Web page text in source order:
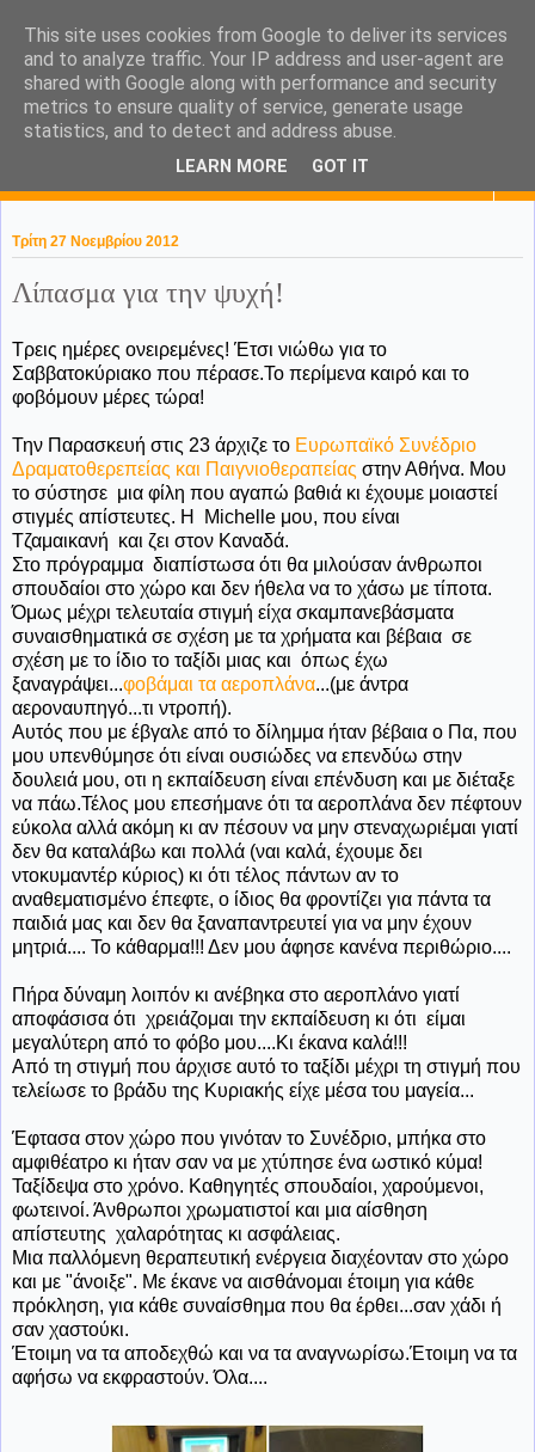
KaPa. Me without you...tea
without a biscuit!
Τρίτη 27 Νοεμβρίου 2012
Λίπασμα για την ψυχή!
Τρεις ημέρες ονειρεμένες! Έτσι νιώθω για το
Σαββατοκύριακο που πέρασε.Το περίμενα καιρό και το
φοβόμουν μέρες τώρα!
Την Παρασκευή στις 23 άρχιζε το Ευρωπαϊκό Συνέδριο
Δραματοθερεπείας και Παιγνιοθεραπείας στην Αθήνα. Μου
το σύστησε μια φίλη που αγαπώ βαθιά κι έχουμε μοιαστεί
στιγμές απίστευτες. Η Μichelle μου, που είναι
Τζαμαικανή και ζει στον Καναδά.
Στο πρόγραμμα διαπίστωσα ότι θα μιλούσαν άνθρωποι
σπουδαίοι στο χώρο και δεν ήθελα να το χάσω με τίποτα.
Όμως μέχρι τελευταία στιγμή είχα σκαμπανεβάσματα
συναισθηματικά σε σχέση με τα χρήματα και βέβαια σε
σχέση με το ίδιο το ταξίδι μιας και όπως έχω
ξαναγράψει...φοβάμαι τα αεροπλάνα...(με άντρα
αεροναυπηγό...τι ντροπή).
Αυτός που με έβγαλε από το δίλημμα ήταν βέβαια ο Πα, που
μου υπενθύμησε ότι είναι ουσιώδες να επενδύω στην
δουλειά μου, οτι η εκπαίδευση είναι επένδυση και με διέταξε
να πάω.Τέλος μου επεσήμανε ότι τα αεροπλάνα δεν πέφτουν
εύκολα αλλά ακόμη κι αν πέσουν να μην στεναχωριέμαι γιατί
δεν θα καταλάβω και πολλά (ναι καλά, έχουμε δει
ντοκυμαντέρ κύριος) κι ότι τέλος πάντων αν το
αναθεματισμένο έπεφτε, ο ίδιος θα φροντίζει για πάντα τα
παιδιά μας και δεν θα ξαναπαντρευτεί για να μην έχουν
μητριά.... Το κάθαρμα!!! Δεν μου άφησε κανένα περιθώριο....
Πήρα δύναμη λοιπόν κι ανέβηκα στο αεροπλάνο γιατί
αποφάσισα ότι χρειάζομαι την εκπαίδευση κι ότι είμαι
μεγαλύτερη από το φόβο μου....Κι έκανα καλά!!!
Από τη στιγμή που άρχισε αυτό το ταξίδι μέχρι τη στιγμή που
τελείωσε το βράδυ της Κυριακής είχε μέσα του μαγεία...
Έφτασα στον χώρο που γινόταν το Συνέδριο, μπήκα στο
αμφιθέατρο κι ήταν σαν να με χτύπησε ένα ωστικό κύμα!
Ταξίδεψα στο χρόνο. Καθηγητές σπουδαίοι, χαρούμενοι,
φωτεινοί. Άνθρωποι χρωματιστοί και μια αίσθηση
απίστευτης χαλαρότητας κι ασφάλειας.
Μια παλλόμενη θεραπευτική ενέργεια διαχέονταν στο χώρο
και με "άνοιξε". Με έκανε να αισθάνομαι έτοιμη για κάθε
πρόκληση, για κάθε συναίσθημα που θα έρθει...σαν χάδι ή
σαν χαστούκι.
Έτοιμη να τα αποδεχθώ και να τα αναγνωρίσω.Έτοιμη να τα
αφήσω να εκφραστούν. Όλα....
This site uses cookies from Google to deliver its services
and to analyze traffic. Your IP address and user-agent are
shared with Google along with performance and security
metrics to ensure quality of service, generate usage
statistics, and to detect and address abuse.
LEARN MORE GOT IT